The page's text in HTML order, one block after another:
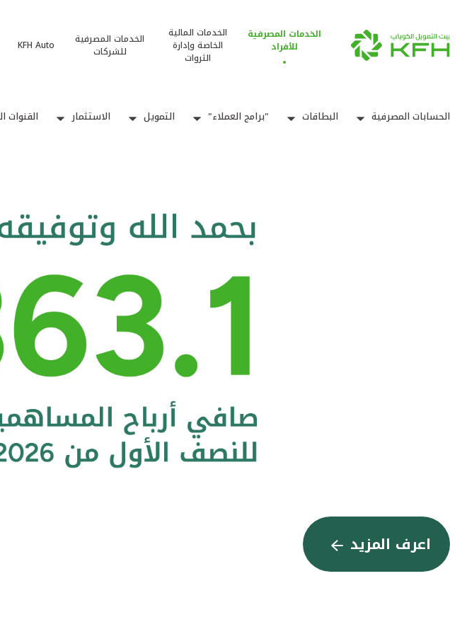
الخدمات المصرفية
للأفراد
الخدمات المالية
الخاصة وإدارة
الثروات
الخدمات المصرفية
للشركات
KFH Auto
الحسابات المصرفية البطاقات "برامج العملاء" التمويل الاستثمار القنوات
اعرف المزيد